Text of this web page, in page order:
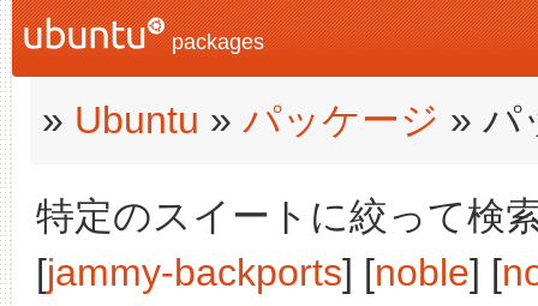
packages
» Ubuntu » パッケージ » パ
特定のスイートに絞って検
[jammy-backports] [noble] [